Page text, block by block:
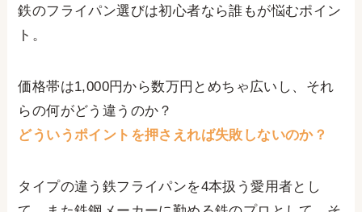
鉄のフライパン選びは初心者なら誰もが悩むポイン
ト。
価格帯は1,000円から数万円とめちゃ広いし、それ
らの何がどう違うのか？
どういうポイントを押さえれば失敗しないのか？
タイプの違う鉄フライパンを4本扱う愛用者とし